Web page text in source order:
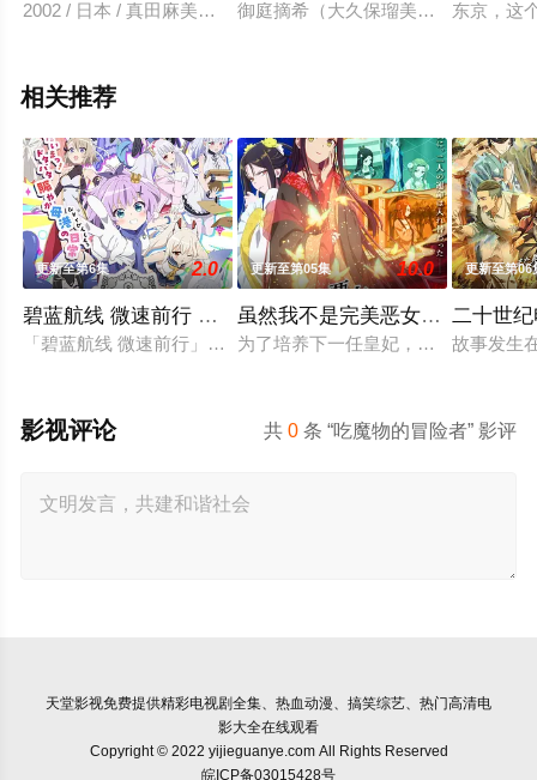
2002 / 日本 / 真田麻美泽城美雪龟井芳子榎本温子
御庭摘希（大久保瑠美配音）是一
东京，这
相关推荐
更新至第6集 2.0
碧蓝航线 微速前行 第二季
「碧蓝航线 微速前行」第2季制作决定 PV链接： bilibili/video/
更新至第05集 10.0
虽然我不是完美恶女～雏宫蝶鼠
为了培养下一任皇妃，从五大名门
更新至第06
二十世
故事发生
共0 条 “吃魔物的冒险者” 影评
影视评论
天堂影视免费提供精彩电视剧全集、热血动漫、搞笑综艺、热门高清电
影大全在线观看
Copyright © 2022 yijieguanye.com All Rights Reserved
皖ICP备03015428号